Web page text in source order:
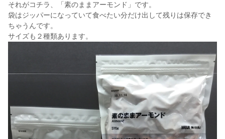
それがコチラ、「素のままアーモンド」です。
袋はジッパーになっていて食べたい分だけ出して残りは保存でき
ちゃうんです。
サイズも２種類あります。